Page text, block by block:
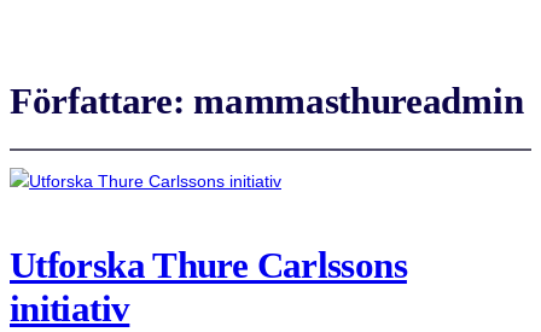
Författare:mammasthureadmin
Utforska Thure Carlssons
initiativ